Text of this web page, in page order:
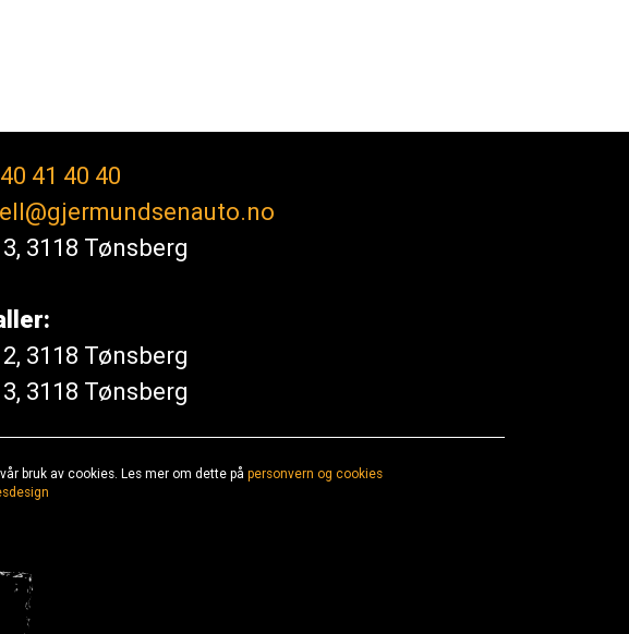
40 41 40 40
3118 Tønsberg
3118 Tønsberg
3118 Tønsberg
bruk av cookies. Les mer om dette på personvern og cookies